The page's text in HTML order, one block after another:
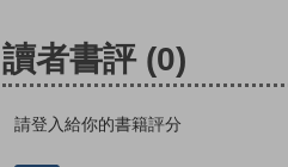
讀者書評 (0)
請登入給你的書籍評分